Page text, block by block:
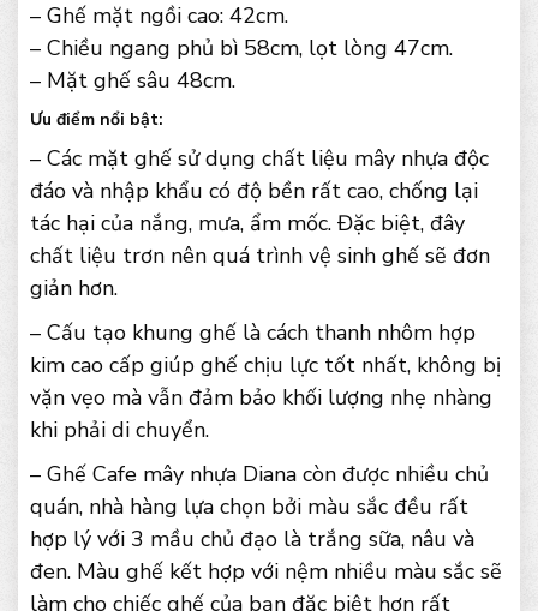
– Ghế mặt ngồi cao: 42cm.
– Chiều ngang phủ bì 58cm, lọt lòng 47cm.
– Mặt ghế sâu 48cm.
Ưu điểm nổi bật:
– Các mặt ghế sử dụng chất liệu mây nhựa độc
đáo và nhập khẩu có độ bền rất cao, chống lại
tác hại của nắng, mưa, ẩm mốc. Đặc biệt, đây
chất liệu trơn nên quá trình vệ sinh ghế sẽ đơn
giản hơn.
– Cấu tạo khung ghế là cách thanh nhôm hợp
kim cao cấp giúp ghế chịu lực tốt nhất, không bị
vặn vẹo mà vẫn đảm bảo khối lượng nhẹ nhàng
khi phải di chuyển.
– Ghế Cafe mây nhựa Diana còn được nhiều chủ
quán, nhà hàng lựa chọn bởi màu sắc đều rất
hợp lý với 3 mầu chủ đạo là trắng sữa, nâu và
đen. Màu ghế kết hợp với nệm nhiều màu sắc sẽ
làm cho chiếc ghế của bạn đặc biệt hơn rất